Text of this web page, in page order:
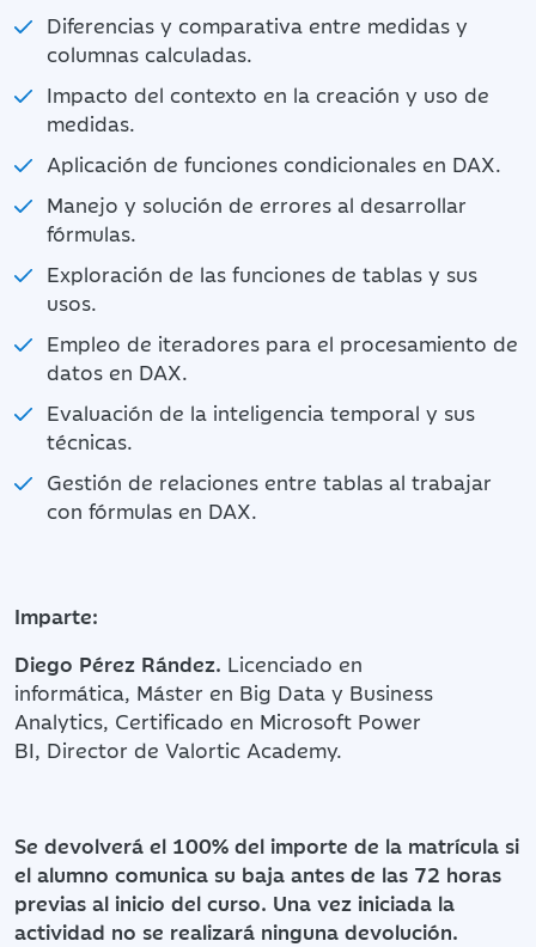
Diferencias y comparativa entre medidas y
columnas calculadas.
Impacto del contexto en la creación y uso de
medidas.
Aplicación de funciones condicionales en DAX.
Manejo y solución de errores al desarrollar
fórmulas.
Exploración de las funciones de tablas y sus
usos.
Empleo de iteradores para el procesamiento de
datos en DAX.
Evaluación de la inteligencia temporal y sus
técnicas.
Gestión de relaciones entre tablas al trabajar
con fórmulas en DAX.
Imparte:
Diego Pérez Rández. Licenciado en
informática, Máster en Big Data y Business
Analytics, Certificado en Microsoft Power
BI, Director de Valortic Academy.
Se devolverá el 100% del importe de la matrícula si
el alumno comunica su baja antes de las 72 horas
previas al inicio del curso. Una vez iniciada la
actividad no se realizará ninguna devolución.